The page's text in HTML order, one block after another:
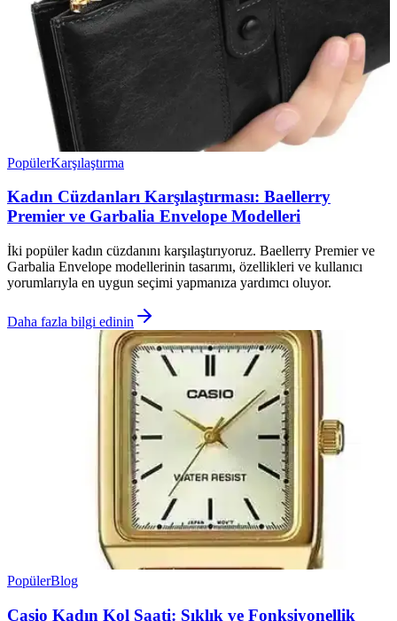
PopülerKarşılaştırma
Kadın Cüzdanları Karşılaştırması: Baellerry
Premier ve Garbalia Envelope Modelleri
İki popüler kadın cüzdanını karşılaştırıyoruz. Baellerry Premier ve
Garbalia Envelope modellerinin tasarımı, özellikleri ve kullanıcı
yorumlarıyla en uygun seçimi yapmanıza yardımcı oluyor.
Daha fazla bilgi edinin
PopülerBlog
Casio Kadın Kol Saati: Şıklık ve Fonksiyonellik